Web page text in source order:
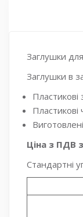
Заглушки
Заглушки в
Ціна з ПДВ
Стандартні